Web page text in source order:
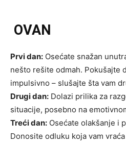
OVAN
Prvi dan: Osećate snažan
nešto rešite odmah. Pokušajte
impulsivno – slušajte šta vam
Drugi dan: Dolazi prilika za
situacije, posebno na
Treći dan: Osećate olakšanje i
Donosite odluku koja vam